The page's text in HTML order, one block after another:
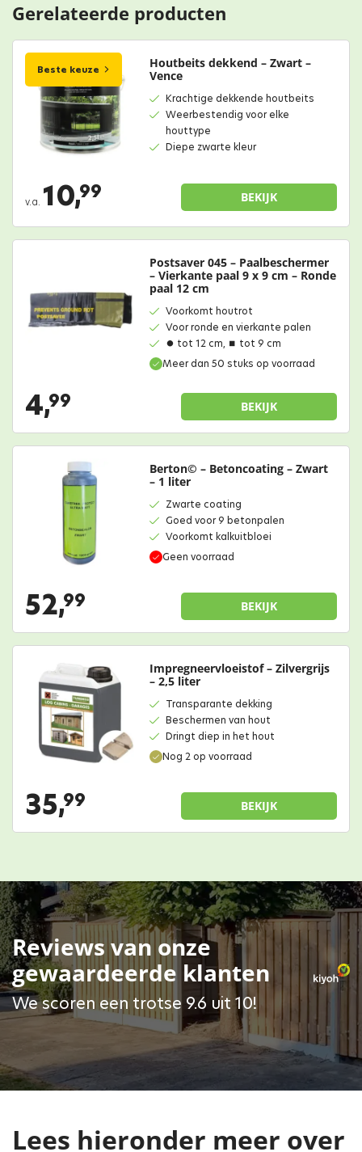
Gerelateerde producten
Beste keuze
Houtbeits dekkend – Zwart –
Vence
Krachtige dekkende houtbeits
Weerbestendig voor elke
houttype
Diepe zwarte kleur
v.a. 10,99 BEKIJK
Meer dan 50 stuks op voorraad
Postsaver 045 – Paalbeschermer
– Vierkante paal 9 x 9 cm – Ronde
paal 12 cm
Voorkomt houtrot
Voor ronde en vierkante palen
⏺︎ tot 12 cm, ⏹︎ tot 9 cm
4,99 BEKIJK
Geen voorraad
Berton© – Betoncoating – Zwart
– 1 liter
Zwarte coating
Goed voor 9 betonpalen
Voorkomt kalkuitbloei
52,99 BEKIJK
Nog 2 op voorraad
Impregneervloeistof – Zilvergrijs
– 2,5 liter
Transparante dekking
Beschermen van hout
Dringt diep in het hout
35,99 BEKIJK
Reviews van onze
gewaardeerde klanten
We scoren een trotse 9.6 uit 10!
Lees hieronder meer over